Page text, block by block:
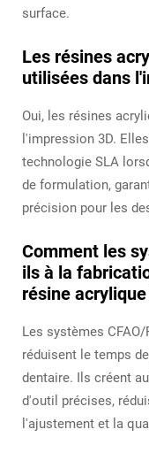
surface.
Les résines
utilisées dans
Oui, les résines
l'impression 3D.
technologie SLA
de formulation,
précision pour les
Comment les
ils à la
résine acrylique
Les systèmes
réduisent le temps
dentaire. Ils créent
d'outil précises,
l'ajustement et la